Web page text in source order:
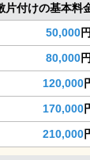
片付けの基本料
50,000
80,000
120,000
170,000
210,000